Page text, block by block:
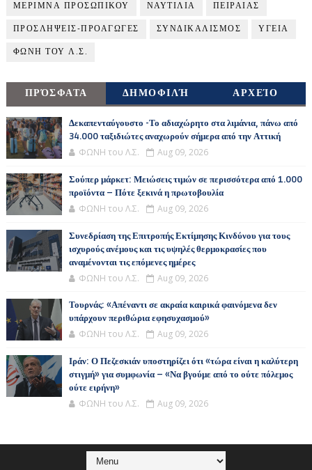
ΜΕΡΙΜΝΑ ΠΡΟΣΩΠΙΚΟΥ ΝΑΥΤΙΛΙΑ ΠΕΙΡΑΙΑΣ
ΠΡΟΣΛΗΨΕΙΣ-ΠΡΟΑΓΩΓΕΣ ΣΥΝΔΙΚΑΛΙΣΜΟΣ ΥΓΕΙΑ
ΦΩΝΗ ΤΟΥ Λ.Σ.
ΠΡΌΣΦΑΤΑ ΔΗΜΟΦΙΛΉ ΑΡΧΕΊΟ
Δεκαπενταύγουστο -Το αδιαχώρητο στα λιμάνια, πάνω από
34.000 ταξιδιώτες αναχωρούν σήμερα από την Αττική
ΦΩΝΗ του Λ.Σ. Aug 09, 2026
Σούπερ μάρκετ: Μειώσεις τιμών σε περισσότερα από 1.000
προϊόντα – Πότε ξεκινά η πρωτοβουλία
ΦΩΝΗ του Λ.Σ. Aug 09, 2026
Συνεδρίαση της Επιτροπής Εκτίμησης Κινδύνου για τους
ισχυρούς ανέμους και τις υψηλές θερμοκρασίες που
αναμένονται τις επόμενες ημέρες
ΦΩΝΗ του Λ.Σ. Aug 09, 2026
Τουρνάς: «Απέναντι σε ακραία καιρικά φαινόμενα δεν
υπάρχουν περιθώρια εφησυχασμού»
ΦΩΝΗ του Λ.Σ. Aug 09, 2026
Ιράν: Ο Πεζεσκιάν υποστηρίζει ότι «τώρα είναι η καλύτερη
στιγμή» για συμφωνία – «Να βγούμε από το ούτε πόλεμος
ούτε ειρήνη»
ΦΩΝΗ του Λ.Σ. Aug 09, 2026